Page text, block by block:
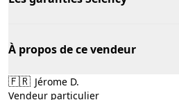
À propos de ce vendeur
🇫🇷 Jérome D.
Vendeur particulier